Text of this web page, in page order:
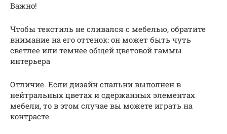
Важно!
Чтобы текстиль не сливался с мебелью, обратите
внимание на его оттенок: он может быть чуть
светлее или темнее общей цветовой гаммы
интерьера
Отличие. Если дизайн спальни выполнен в
нейтральных цветах и сдержанных элементах
мебели, то в этом случае вы можете играть на
контрасте